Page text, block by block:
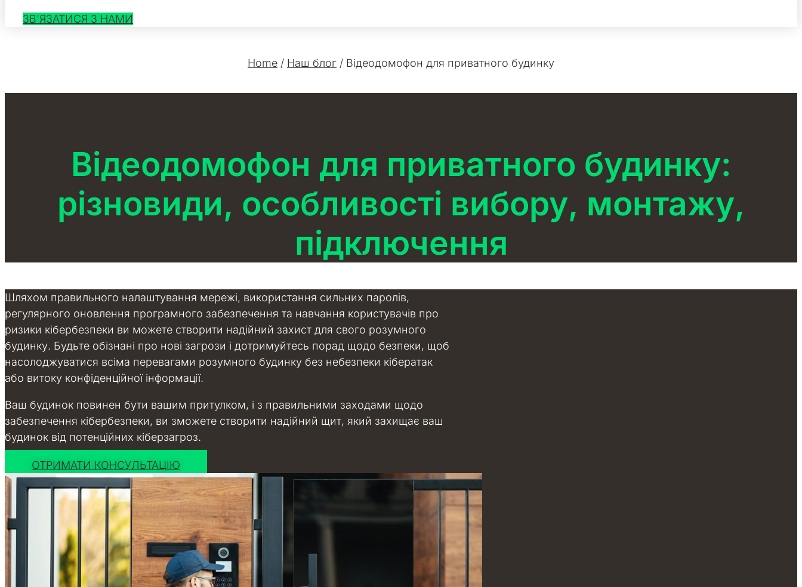
ЗВ'ЯЗАТИСЯ З НАМИ
Home / Наш блог / Відеодомофон для приватного будинку
Відеодомофон для приватного будинку:
різновиди, особливості вибору, монтажу,
підключення
Шляхом правильного налаштування мережі, використання сильних паролів,
регулярного оновлення програмного забезпечення та навчання користувачів про
ризики кібербезпеки ви можете створити надійний захист для свого розумного
будинку. Будьте обізнані про нові загрози і дотримуйтесь порад щодо безпеки, щоб
насолоджуватися всіма перевагами розумного будинку без небезпеки кібератак
або витоку конфіденційної інформації.
Ваш будинок повинен бути вашим притулком, і з правильними заходами щодо
забезпечення кібербезпеки, ви зможете створити надійний щит, який захищає ваш
будинок від потенційних кіберзагроз.
ОТРИМАТИ КОНСУЛЬТАЦІЮ